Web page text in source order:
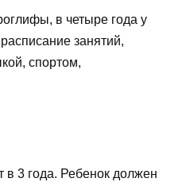
в четыре года у
занятий,
спортом,
в 3 года. Ребенок должен